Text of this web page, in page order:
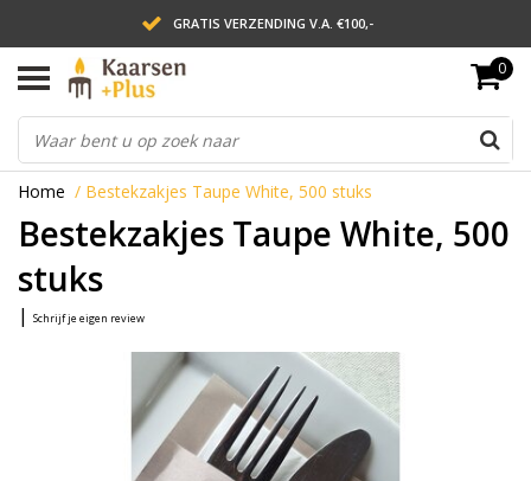
GRATIS VERZENDING V.A. €100,-
LEVERING BINNEN 2 WERKDAGEN
ACHTERAF BETALEN VIA AFTERPAY
0
Home / Bestekzakjes Taupe White, 500 stuks
Bestekzakjes Taupe White, 500
stuks
| Schrijf je eigen review